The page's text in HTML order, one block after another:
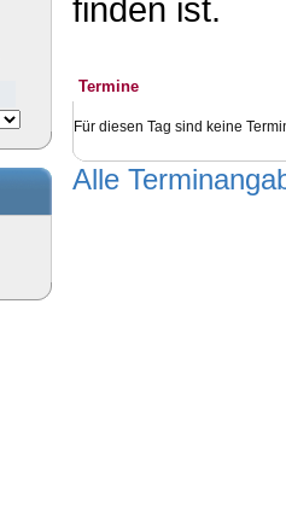
finden ist.
Termine
Für diesen Tag sind keine
Alle